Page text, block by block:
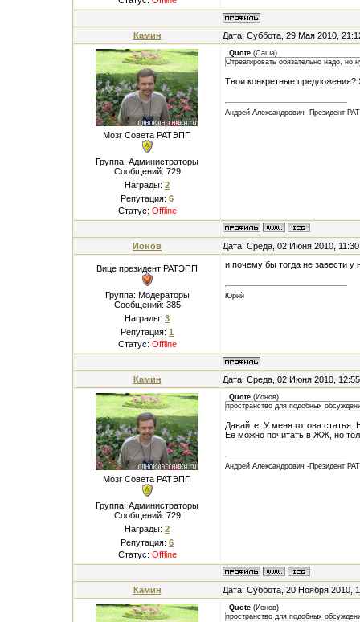
Камин Дата: Суббота, 29 Мая 2010,
Мозг Совета РАТЭПП
Группа: Администраторы
Сообщений: 729
Награды: 2
Репутация: 6
Статус: Offline
Quote (Саша)
Отреагировать обязательно надо, но
Твои конкретные
Андрей Александрович -Президент
Ионов Дата: Среда, 02 Июня 2010,
Вице президент РАТЭПП
Группа: Модераторы
Сообщений: 385
Награды: 3
Репутация: 1
Статус: Offline
и почему бы тогда не завести у
Юрий
Камин Дата: Среда, 02 Июня 2010,
Мозг Совета РАТЭПП
Группа: Администраторы
Сообщений: 729
Награды: 2
Репутация: 6
Статус: Offline
Quote (Ионов)
пространство для подобных
Давайте. У меня готова
Ее можно почитать в ЖЖ, но
Андрей Александрович -Президент
Камин Дата: Суббота, 20 Ноября 2010,
Quote (Ионов)
пространство для подобных